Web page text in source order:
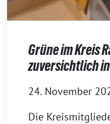
Grüne im Kreis
zuversichtlich
24. November
Die